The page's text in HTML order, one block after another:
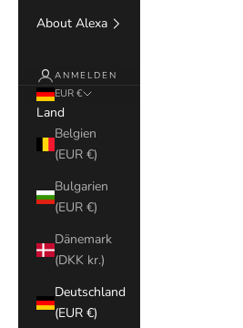
About Alexa
ANMELDEN
EUR €
Land
Belgien
(EUR €)
Bulgarien
(EUR €)
Dänemark
(DKK kr.)
Deutschland
(EUR €)